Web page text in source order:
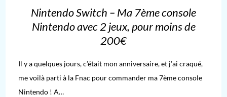
Nintendo Switch – Ma 7ème console
Nintendo avec 2 jeux, pour moins de
200€
Il y a quelques jours, c’était mon anniversaire, et j’ai craqué,
me voilà parti à la Fnac pour commander ma 7ème console
Nintendo ! A…